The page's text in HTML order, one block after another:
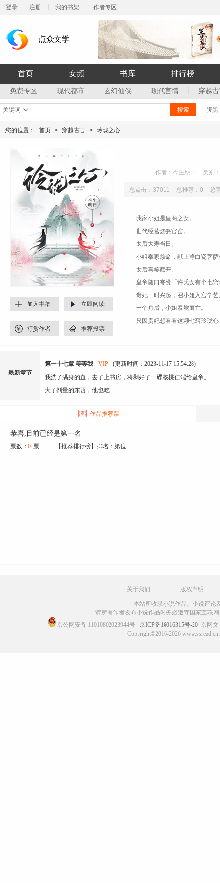
登录 注册 我的书架 作者专区
点众文学
首页 女频 书库 排行榜
免费专区 现代都市 玄幻仙侠 现代言情 穿越
关键词 搜索 腹黑
您的位置： 首页 > 穿越古言 > 玲珑之心
加入书架 立即阅读
打赏作者 推荐投票
作者：今生明日 类别
总点击：37011 总推荐：0 总
我家小姐是皇商之女。
世代经营烧瓷官窑。
太后大寿当日。
小姐奉家族命，献上净白瓷菩萨
太后喜笑颜开。
皇帝随口夸赞「许氏女有个七窍
贵妃一时兴起，召小姐入宫学艺
一个月后，小姐暴毙而亡。
只因贵妃想看看这颗七窍玲珑心
在皇帝最爱我之际，我得了一种
最新章节
第一十七章 等等我 VIP
(更新时间：2023-11-17 15:54:28)
我洗了满身的血，去了上书房，将剥好了一碟核桃仁端给皇
大了剂量的东西，他也吃......
作品推荐票
恭喜,目前已经是第一名
票数： 0 票 【推荐排行榜】排名：第位
关于我们 版权声明
本站所收录小说作品、小说评论
请所有作者发布小说作品时务必遵守国家互联
京公网安备 11010802023944号
京ICP备16016315号-20 京网文
Copyright©2016-2026